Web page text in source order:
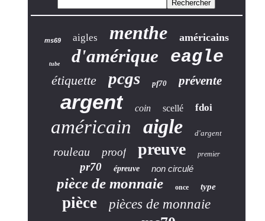
ms69 aigles menthe américains
tube d'amérique eagle
étiquette pcgs pf70 prévente
argent coin scellé fdoi
américain aigle d'argent
rouleau proof preuve premier
pr70 épreuve non circulé
pièce de monnaie once type
pièce pièces de monnaie